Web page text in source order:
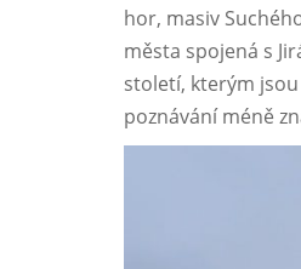
hor, masiv
města spojená s
století, kterým
poznávání méně